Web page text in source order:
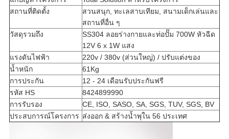
สถานที่ติดตั้ง
สวนสนุก, ทะเลสาบเทียม, สนามเด็กเล่นและ
สถานที่อื่น ๆ
วัสดุรวมถึง
SS304 ลอยร่างกายและท่อปั๊ม 700W หัวฉีด
12V 6 x 1W แสง
แรงดันไฟฟ้า
220v / 380v (ส่วนใหญ่) / ปรับแต่งของ
น้ำหนัก
61Kg
การประกัน
12 - 24 เดือนรับประกันฟรี
รหัส HS
8424899990
การรับรอง
CE, ISO, SASO, SA, SGS, TUV, SGS, BV
ประสบการณ์โครงการ ส่งออก & สร้างน้ำพุใน 56 ประเทศ